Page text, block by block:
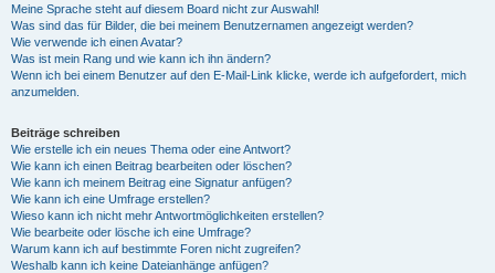
Meine Sprache steht auf diesem Board nicht zur Auswahl!
Was sind das für Bilder, die bei meinem Benutzernamen angezeigt werden?
Wie verwende ich einen Avatar?
Was ist mein Rang und wie kann ich ihn ändern?
Wenn ich bei einem Benutzer auf den E-Mail-Link klicke, werde ich aufgefordert, mich
anzumelden.
Beiträge schreiben
Wie erstelle ich ein neues Thema oder eine Antwort?
Wie kann ich einen Beitrag bearbeiten oder löschen?
Wie kann ich meinem Beitrag eine Signatur anfügen?
Wie kann ich eine Umfrage erstellen?
Wieso kann ich nicht mehr Antwortmöglichkeiten erstellen?
Wie bearbeite oder lösche ich eine Umfrage?
Warum kann ich auf bestimmte Foren nicht zugreifen?
Weshalb kann ich keine Dateianhänge anfügen?